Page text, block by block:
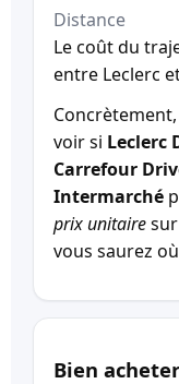
Distance
Le coût du
entre Leclerc
voir si Leclerc
Carrefour
Intermarché
prix unitaire
vous saurez
Bien